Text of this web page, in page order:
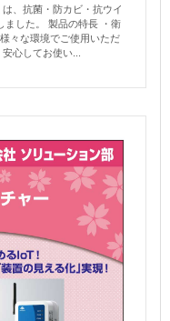
、抗菌・防カビ・抗ウイ
ました。 製品の特長 ・衛
々な環境でご使用いただ
心してお使い...